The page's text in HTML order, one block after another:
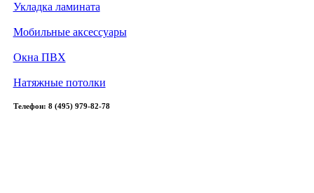
Укладка ламината
Мобильные аксессуары
Окна ПВХ
Натяжные потолки
Телефон: 8 (495) 979-82-78